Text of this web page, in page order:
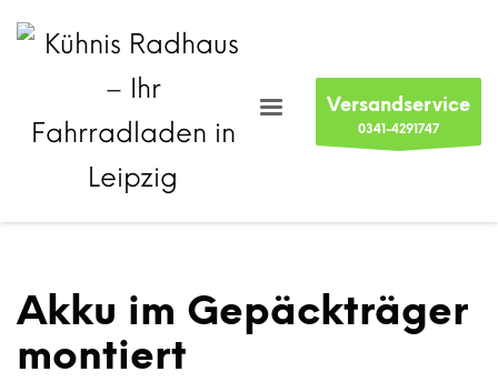
Versandservice
0341-4291747
Akku im Gepäckträger
montiert